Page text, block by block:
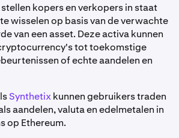
kopers en verkopers in staat
wisselen op basis van de verwachte
van een asset. Deze activa kunnen
tot toekomstige
of echte aandelen en
Synthetixkunnen gebruikers traden
aandelen, valuta en edelmetalen in
op Ethereum.